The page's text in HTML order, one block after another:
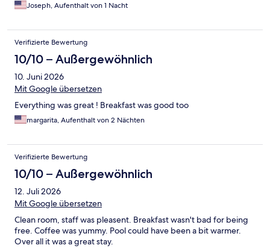
Joseph, Aufenthalt von 1 Nacht
Verifizierte Bewertung
10/10 – Außergewöhnlich
10. Juni 2026
Mit Google übersetzen
Everything was great ! Breakfast was good too
margarita, Aufenthalt von 2 Nächten
Verifizierte Bewertung
10/10 – Außergewöhnlich
12. Juli 2026
Mit Google übersetzen
Clean room, staff was pleasent. Breakfast wasn't bad for being
free. Coffee was yummy. Pool could have been a bit warmer.
Over all it was a great stay.